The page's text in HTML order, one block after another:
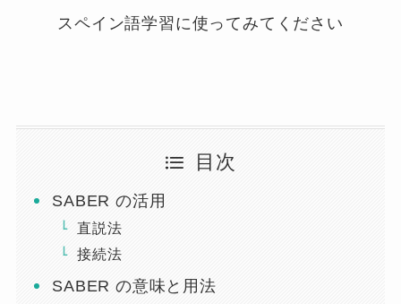
スペイン語学習に使ってみてください
目次
SABER の活用
直説法
接続法
SABER の意味と用法